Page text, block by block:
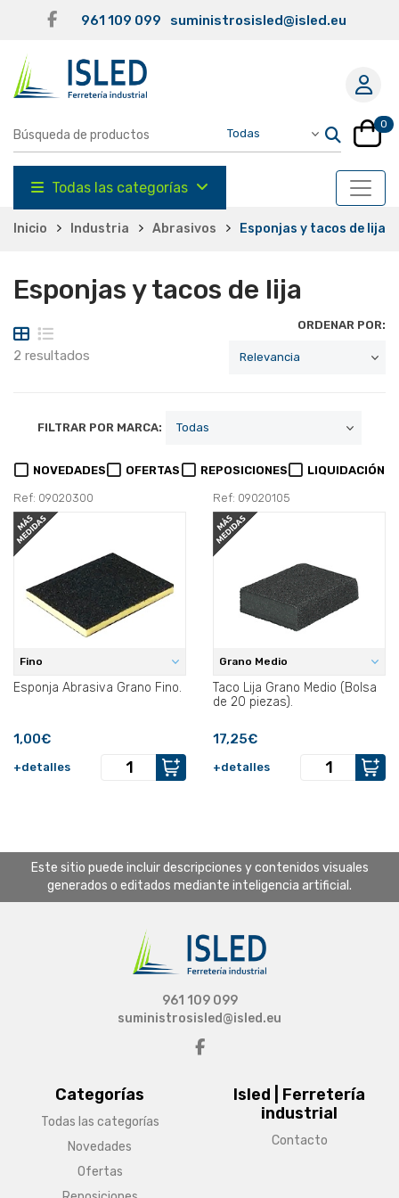
961 109 099 suministrosisled@isled.eu
0
Todas las categorías
Inicio Industria Abrasivos Esponjas y tacos de lija
Esponjas y tacos de lija
2 resultados
ORDENAR POR:
FILTRAR POR MARCA:
NOVEDADES OFERTAS REPOSICIONES LIQUIDACIÓN
Ref: 09020300
Fino
Esponja Abrasiva Grano Fino.
1,00€
+detalles
Ref: 09020105
Grano Medio
Taco Lija Grano Medio (Bolsa
de 20 piezas).
17,25€
+detalles
Este sitio puede incluir descripciones y contenidos visuales
generados o editados mediante inteligencia artificial.
Categorías
Todas las categorías
Novedades
Ofertas
Isled | Ferretería
industrial
Contacto
961 109 099
suministrosisled@isled.eu